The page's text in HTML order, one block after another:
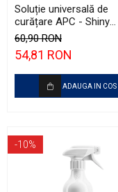
Soluție universală de
curățare APC - Shiny
Garage All Around APC
60,90 RON
54,81 RON
ADAUGA IN COS
-10%